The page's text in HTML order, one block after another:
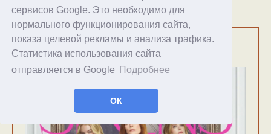
сервисов Google. Это необходимо для
нормального функционирования сайта,
показа целевой рекламы и анализа трафика.
Статистика использования сайта
отправляется в Google
Подробнее
ОК
Мои статьи об Испании
ЧТО ЕЩЁ ПОЧИТАТЬ